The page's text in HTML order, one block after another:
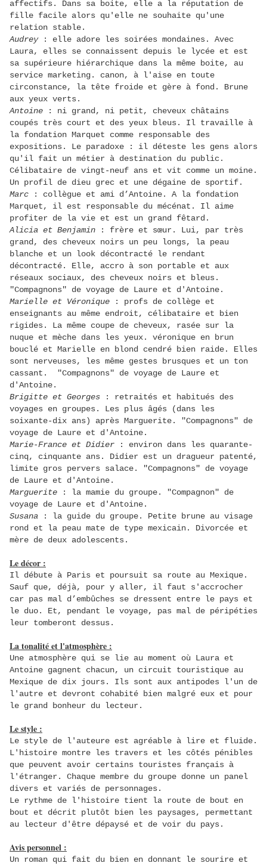
affectifs. Dans sa boite, elle a la réputation de
fille facile alors qu'elle ne souhaite qu'une
relation stable.
Audrey
: elle adore les soirées mondaines. Avec
Laura, elles se connaissent depuis le lycée et est
sa supérieure hiérarchique dans la même boite, au
service marketing. canon, à l'aise en toute
circonstance, la tête froide et gère à fond. Brune
aux yeux verts.
Antoine
: ni grand, ni petit, cheveux châtains
coupés très court et des yeux bleus. Il travaille à
la fondation Marquet comme responsable des
expositions. Le paradoxe : il déteste les gens alors
qu'il fait un métier à destination du public.
Célibataire de vingt-neuf ans et vit comme un moine.
Un profil de dieu grec et une dégaine de sportif.
Marc
: collègue et ami d’Antoine. A la fondation
Marquet, il est responsable du mécénat. Il aime
profiter de la vie et est un grand fêtard.
Alicia et Benjamin
: frère et sœur. Lui, par très
grand, des cheveux noirs un peu longs, la peau
blanche et un look décontracté le rendant
décontracté. Elle, accro à son portable et aux
réseaux sociaux, des cheveux noirs et bleus.
"Compagnons" de voyage de Laure et d'Antoine.
Marielle et Véronique
: profs de collège et
enseignants au même endroit, célibataire et bien
rigides. La même coupe de cheveux, rasée sur la
nuque et mèche dans les yeux. véronique en brun
bouclé et Marielle en blond cendré bien raide. Elles
sont nerveuses, les même gestes brusques et un ton
cassant. "Compagnons" de voyage de Laure et
d'Antoine.
Brigitte et Georges
: retraités et habitués des
voyages en groupes. Les plus âgés (dans les
soixante-dix ans) après Marguerite. "Compagnons" de
voyage de Laure et d'Antoine.
Marie-France et Didier : environ dans les quarante-
cinq, cinquante ans. Didier est un dragueur patenté,
limite gros pervers salace. "Compagnons" de voyage
de Laure et d'Antoine.
Marguerite
: la mamie du groupe. "Compagnon" de
voyage de Laure et d'Antoine.
Susana
: la guide du groupe. Petite brune au visage
rond et la peau mate de type mexicain. Divorcée et
mère de deux adolescents.
Le décor :
Il débute à Paris et poursuit sa route au Mexique.
Sauf que, déjà, pour y aller, il faut s'accrocher
car pas mal d’embûches se dressent entre le pays et
le duo. Et, pendant le voyage, pas mal de péripéties
leur tomberont dessus.
La tonalité et l'atmosphère :
Une atmosphère qui se lie au moment où Laura et
Antoine gagnent chacun, un circuit touristique au
Mexique de dix jours. Ils sont aux antipodes l'un de
l'autre et devront cohabité bien malgré eux et pour
le grand bonheur du lecteur.
Le style :
Le style de l'auteure est agréable à lire et fluide.
L'histoire montre les travers et les côtés pénibles
que peuvent avoir certains touristes français à
l'étranger. Chaque membre du groupe donne un panel
divers et variés de personnages.
Le rythme de l'histoire tient la route de bout en
bout et décrit plutôt bien les paysages, permettant
au lecteur d'être dépaysé et de voir du pays.
Avis personnel :
Un roman qui fait du bien en donnant le sourire et